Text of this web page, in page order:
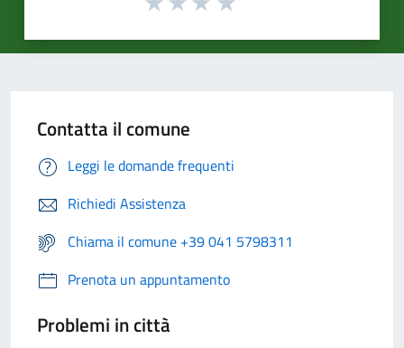
Contatta il comune
Leggi le domande frequenti
Richiedi Assistenza
Chiama il comune +39 041 5798311
Prenota un appuntamento
Problemi in città